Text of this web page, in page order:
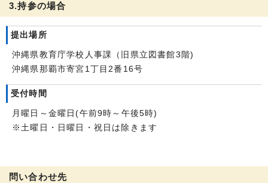
3.持参の場合
提出場所
沖縄県教育庁学校人事課（旧県立図書館3階)
沖縄県那覇市寄宮1丁目2番16号
受付時間
月曜日～金曜日(午前9時～午後5時)
※土曜日・日曜日・祝日は除きます
問い合わせ先